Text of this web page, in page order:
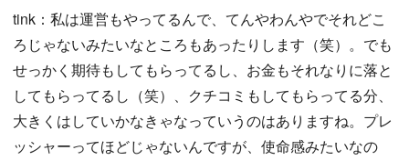
tink：私は運営もやってるんで、てんやわんやでそれどこ
ろじゃないみたいなところもあったりします（笑）。でも
せっかく期待もしてもらってるし、お金もそれなりに落と
してもらってるし（笑）、クチコミもしてもらってる分、
大きくはしていかなきゃなっていうのはありますね。プレ
ッシャーってほどじゃないんですが、使命感みたいなの